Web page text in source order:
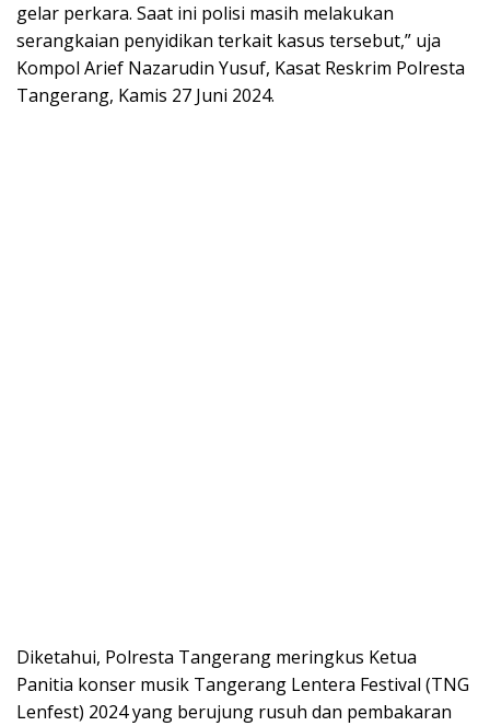
gelar perkara. Saat ini polisi masih melakukan
serangkaian penyidikan terkait kasus tersebut,” uja
Kompol Arief Nazarudin Yusuf, Kasat Reskrim Polresta
Tangerang, Kamis 27 Juni 2024.
Diketahui, Polresta Tangerang meringkus Ketua
Panitia konser musik Tangerang Lentera Festival (TNG
Lenfest) 2024 yang berujung rusuh dan pembakaran